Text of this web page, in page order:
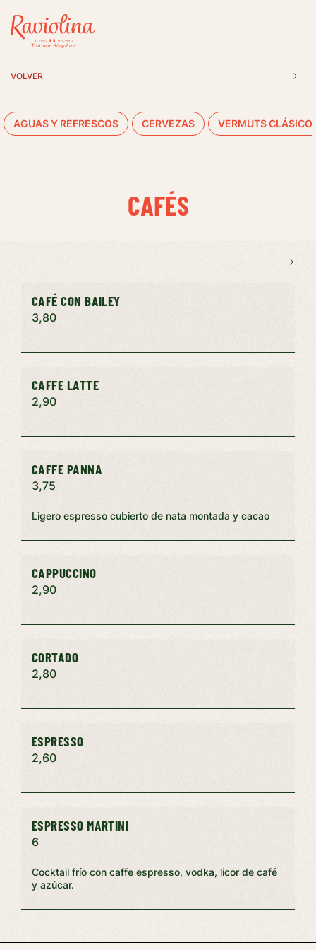
VOLVER
AGUAS Y REFRESCOS CERVEZAS VERMUTS
CAFÉS
CAFÉ CON BAILEY
3,80
CAFFE LATTE
2,90
CAFFE PANNA
3,75
Ligero espresso cubierto de nata montada y cacao
CAPPUCCINO
2,90
CORTADO
2,80
ESPRESSO
2,60
ESPRESSO MARTINI
6
Cocktail frío con caffe espresso, vodka, licor de café
y azúcar.